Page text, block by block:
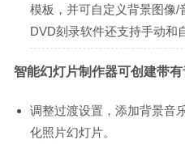
模板，并可自定义背景图像
DVD刻录软件还支持手动和
智能幻灯片制作器可创建带
调整过渡设置，添加背景音
化照片幻灯片。